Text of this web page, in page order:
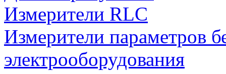
Измерители RLC
Измерители параметров
электрооборудования